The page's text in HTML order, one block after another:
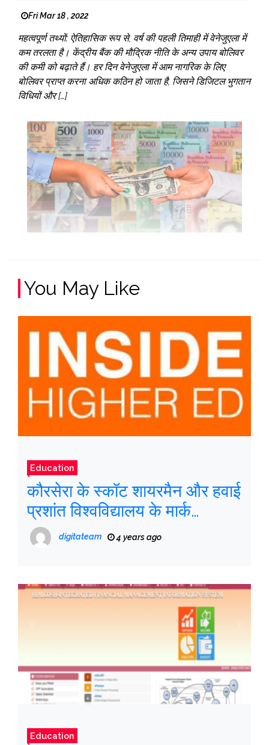
Fri Mar 18 , 2022
महत्वपूर्ण तथ्यों: ऐतिहासिक रूप से, वर्ष की पहली तिमाही में वेनेजुएला में
कम तरलता है। केंद्रीय बैंक की मौद्रिक नीति के अन्य उपाय बोलिवर
की कमी को बढ़ाते हैं। हर दिन वेनेजुएला में आम नागरिक के लिए
बोलिवर प्राप्त करना अधिक कठिन हो जाता है, जिसने डिजिटल भुगतान
विधियों और […]
You May Like
Education
कौरसेरा के स्कॉट शायरमैन और हवाई
प्रशांत विश्वविद्यालय के मार्क
रोसेनबाउम के लिए 3 प्रश्न
digitateam 4 years ago
Education